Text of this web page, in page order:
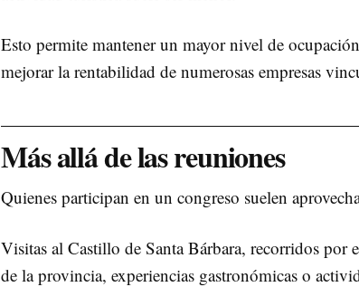
Esto permite mantener un mayor nivel de
mejorar la rentabilidad de numerosas empresas
Más allá de las reuniones
Quienes participan en un congreso suelen
Visitas al Castillo de Santa Bárbara, recorridos por
de la provincia, experiencias gastronómicas o